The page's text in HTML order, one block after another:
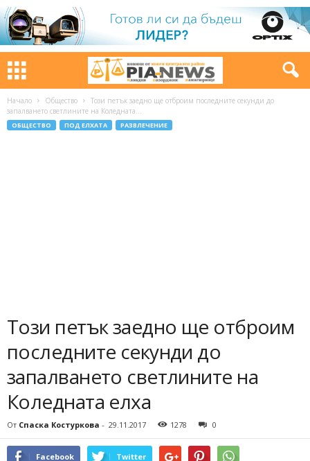
Начало Общество
Този петък заедно ще отброим последните секунди до
запалването светлините на Коледната...
ОБЩЕСТВО ПОД ЕЛХАТА РАЗВЛЕЧЕНИЕ
Този петък заедно ще отброим
последните секунди до
запалването светлините на
Коледната елха
От Спаска Костуркова - 29.11.2017 1278 0
Facebook Twitter